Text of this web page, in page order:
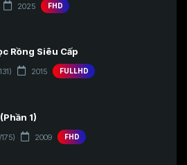
2025 FHD
Rồng Siêu Cấp
2015 FULLHD
1)
2009 FHD